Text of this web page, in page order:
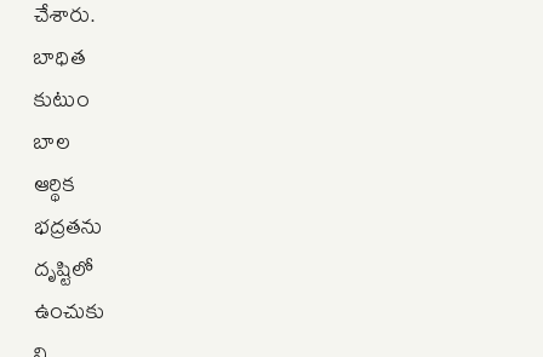
చేశారు.
బాధిత
కుటుం
బాల
ఆర్థిక
భద్రతను
దృష్టిలో
ఉంచుకు